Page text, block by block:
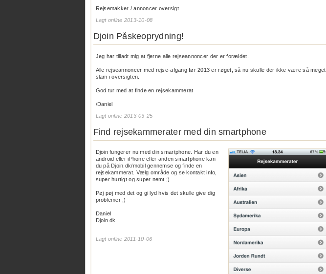
Rejsemakker / annoncer oversigt
Lagt online 2013-10-08
Djoin Påskeoprydning!
Jeg har tilladt mig at fjerne alle rejseannoncer der er forældet.
Alle rejseannoncer med rejse-afgang før 2013 er røget, så nu skulle der ikke være så meget
slam i oversigten.
God tur med at finde en rejsekammerat
/Daniel
Lagt online 2013-03-25
Find rejsekammerater med din smartphone
Djoin fungerer nu med din smartphone. Har du en
android eller iPhone eller anden smartphone kan
du på Djoin.dk/mobilgennemse og finde en
rejsekammerat. Vælg område og se kontakt info,
super hurtigt og super nemt ;)
Pøj pøj med det og gi lyd hvis det skulle give dig
problemer ;)
Daniel
Djoin.dk
Lagt online 2011-10-06